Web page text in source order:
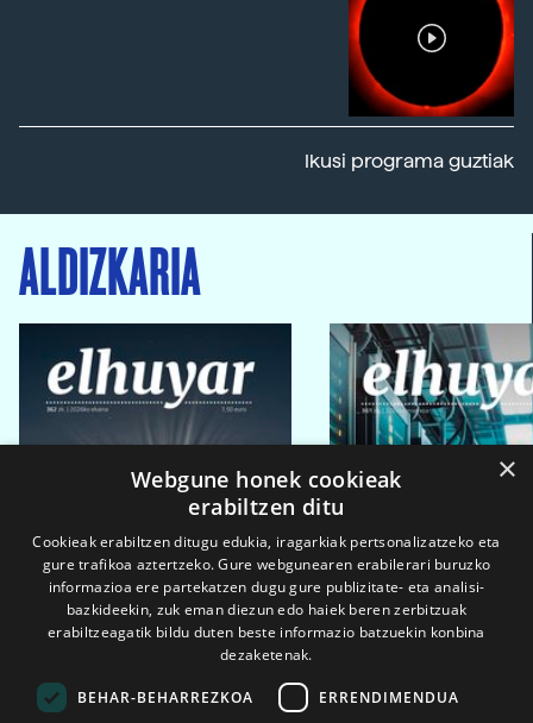
Ikusi programa guztiak
ALDIZKARIA
×
Webgune honek cookieak
erabiltzen ditu
Cookieak erabiltzen ditugu edukia, iragarkiak pertsonalizatzeko eta
gure trafikoa aztertzeko. Gure webgunearen erabilerari buruzko
informazioa ere partekatzen dugu gure publizitate- eta analisi-
bazkideekin, zuk eman diezun edo haiek beren zerbitzuak
erabiltzeagatik bildu duten beste informazio batzuekin konbina
dezaketenak.
BEHAR-BEHARREZKOA ERRENDIMENDUA